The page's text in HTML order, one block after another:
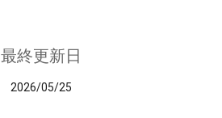
最終更新日
2026/05/25